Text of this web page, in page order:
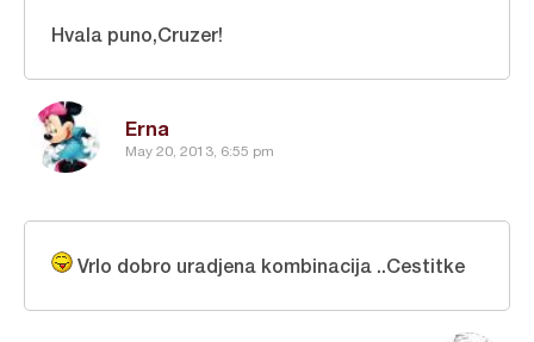
Erna
May 20, 2013, 6:55 pm
Hvala puno,Cruzer!
Vrlo dobro uradjena kombinacija ..Cestitke